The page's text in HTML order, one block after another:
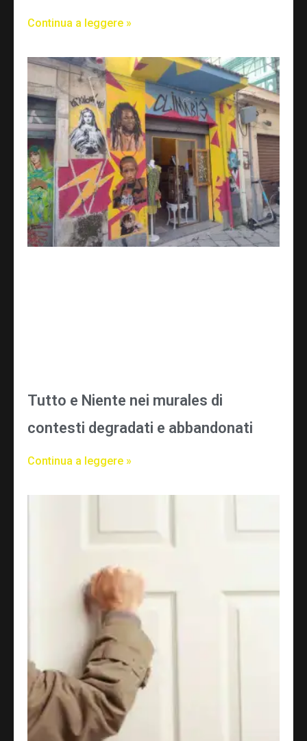
Continua a leggere »
Tutto e Niente nei murales di
contesti degradati e abbandonati
Continua a leggere »